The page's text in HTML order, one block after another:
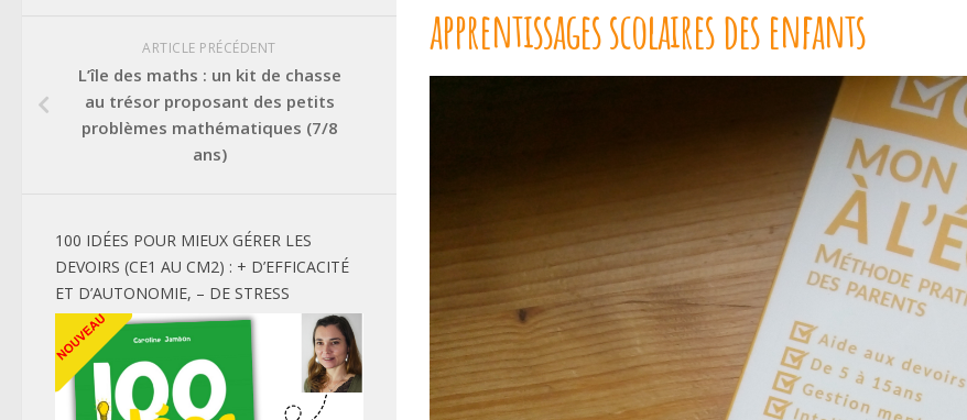
apprentissages scolaires des enfants
ARTICLE PRÉCÉDENT
L’île des maths : un kit de chasse
au trésor proposant des petits
problèmes mathématiques (7/8
ans)
100 IDÉES POUR MIEUX GÉRER LES
DEVOIRS (CE1 AU CM2) : + D’EFFICACITÉ
ET D’AUTONOMIE, – DE STRESS